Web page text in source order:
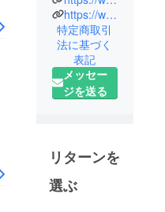
して、静岡
に生まれ静
岡で育つ。
元々はサッ
カー選
手！
で断念。
現在は双子
の子供を持
https://www.google.com/search?q=%E3%82%89%E3%83%BC%E3%82%81%E3%82%93%E3%83%80%E3%82%A4%E3%83%8B%E3%83%B3%E3%82%B0WaiWai&stick=H4sIAAAAAAAA_-NgU1I1qDAzMEw0Nk1JNTBKTjYwMDC0MqgwtTQ3N7QwszBOMjIzSDU0WcSq-Lip83HznsdNjY-bJj9ubnjctORxc_fj5s2PmzaEJ2YCEQCrF8tATQAAAA&hl=ja&mat=CX7JDIwtjf7YElYBYJahaSNKn0PDMVWydby0g5o978w1_CozDr1EOE1-tAYQEQLeO4hSvH2ZiYG4BBHrtIRN8BbdAiV4DGNI9GeehcPcO6LfgqaLhXD0wH6dSqvmz4PyEQ&authuser=0#mpd=~15636090183039633790/customers/reviews
特定商取引
法に基づく
表記
メッセー
ジを送る
リターンを
選ぶ